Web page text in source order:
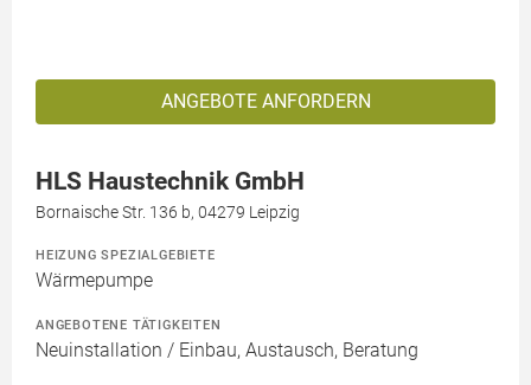
ANGEBOTE ANFORDERN
HLS Haustechnik GmbH
Bornaische Str. 136 b, 04279 Leipzig
HEIZUNG SPEZIALGEBIETE
Wärmepumpe
ANGEBOTENE TÄTIGKEITEN
Neuinstallation / Einbau, Austausch, Beratung